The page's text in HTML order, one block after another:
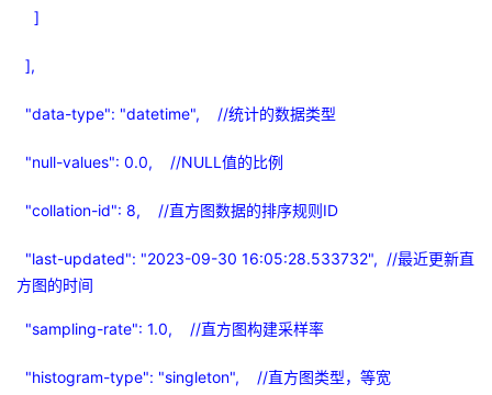
]
],
"data-type": "datetime", //统计的数据类型
"null-values": 0.0, //NULL 值的比例
"collation-id": 8, //直方图数据的排序规则ID
"last-updated": "2023-09-30 16:05:28.533732", //最近更新直
方图的时间
"sampling-rate": 1.0, //直方图构建采样率
"histogram-type": "singleton", //直方图类型，等宽